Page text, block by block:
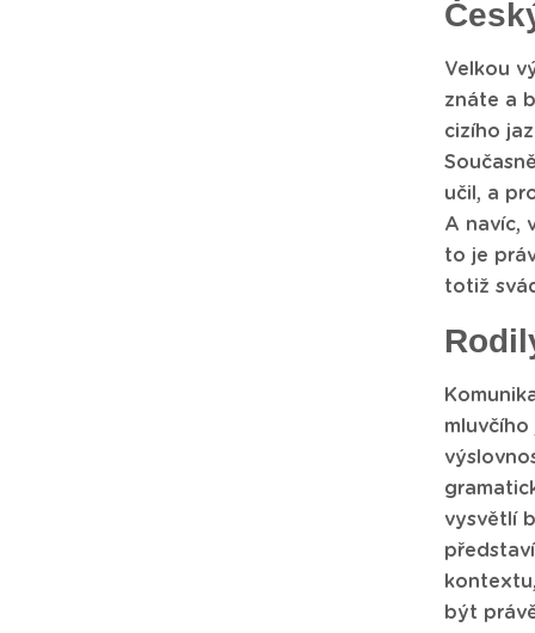
Velkou
znáte a
cizího
učil, a
A navíc,
to je
totiž
vysvětlí
být